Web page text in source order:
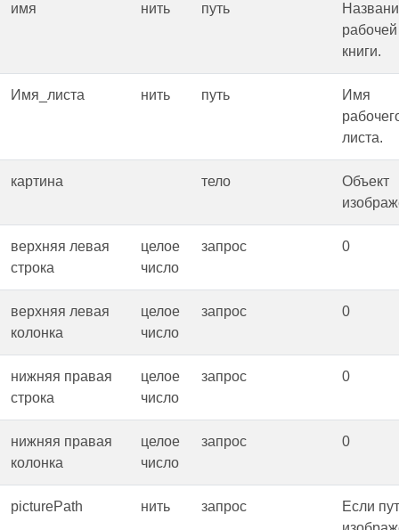
имя нить путь
рабочей
книги.
Имя_листа нить путь
Имя
листа.
картина тело
Объект
верхняя левая
строка
целое
число
запрос 0
верхняя левая
колонка
целое
число
запрос 0
нижняя правая
строка
целое
число
запрос 0
нижняя правая
колонка
целое
число
запрос 0
picturePath нить запрос
Если